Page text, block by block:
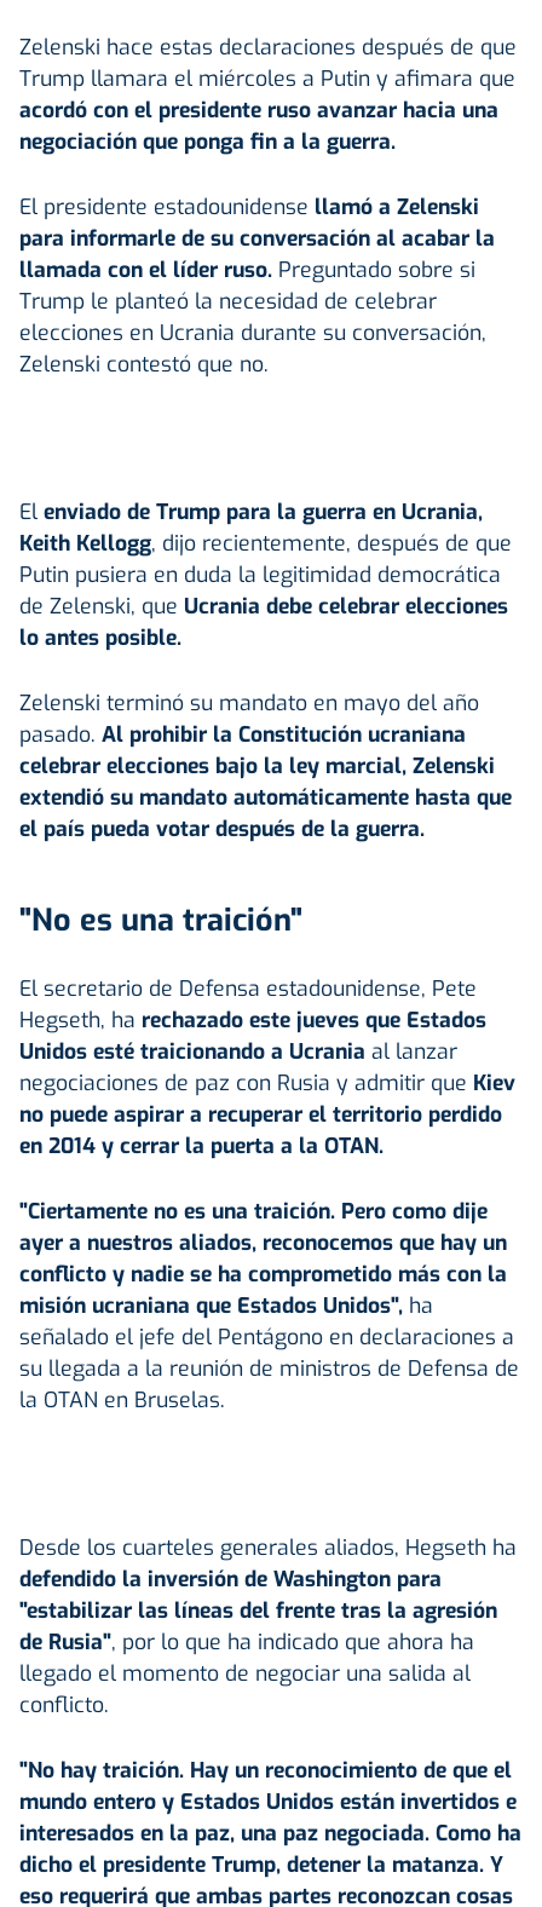
Zelenski hace estas declaraciones después de que
Trump llamara el miércoles a Putin y afimara que
acordó con el presidente ruso avanzar hacia una
negociación que ponga fin a la guerra.
El presidente estadounidense llamó a Zelenski
para informarle de su conversación al acabar la
llamada con el líder ruso. Preguntado sobre si
Trump le planteó la necesidad de celebrar
elecciones en Ucrania durante su conversación,
Zelenski contestó que no.
El enviado de Trump para la guerra en Ucrania,
Keith Kellogg, dijo recientemente, después de que
Putin pusiera en duda la legitimidad democrática
de Zelenski, que Ucrania debe celebrar elecciones
lo antes posible.
Zelenski terminó su mandato en mayo del año
pasado. Al prohibir la Constitución ucraniana
celebrar elecciones bajo la ley marcial, Zelenski
extendió su mandato automáticamente hasta que
el país pueda votar después de la guerra.
"No es una traición"
El secretario de Defensa estadounidense, Pete
Hegseth, ha rechazado este jueves que Estados
Unidos esté traicionando a Ucrania al lanzar
negociaciones de paz con Rusia y admitir que Kiev
no puede aspirar a recuperar el territorio perdido
en 2014 y cerrar la puerta a la OTAN.
"Ciertamente no es una traición. Pero como dije
ayer a nuestros aliados, reconocemos que hay un
conflicto y nadie se ha comprometido más con la
misión ucraniana que Estados Unidos", ha
señalado el jefe del Pentágono en declaraciones a
su llegada a la reunión de ministros de Defensa de
la OTAN en Bruselas.
Desde los cuarteles generales aliados, Hegseth ha
defendido la inversión de Washington para
"estabilizar las líneas del frente tras la agresión
de Rusia", por lo que ha indicado que ahora ha
llegado el momento de negociar una salida al
conflicto.
"No hay traición. Hay un reconocimiento de que el
mundo entero y Estados Unidos están invertidos e
interesados en la paz, una paz negociada. Como ha
dicho el presidente Trump, detener la matanza. Y
eso requerirá que ambas partes reconozcan cosas